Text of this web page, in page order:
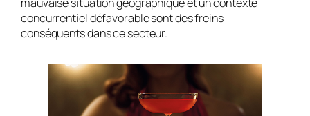
concurrentiel défavorable sont des freins
conséquents dans ce secteur.